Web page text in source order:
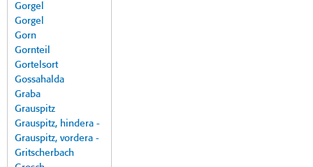
Gorgel
Gorgel
Gorn
Gornteil
Gortelsort
Gossahalda
Graba
Grauspitz
Grauspitz, hindera -
Grauspitz, vordera -
Gritscherbach